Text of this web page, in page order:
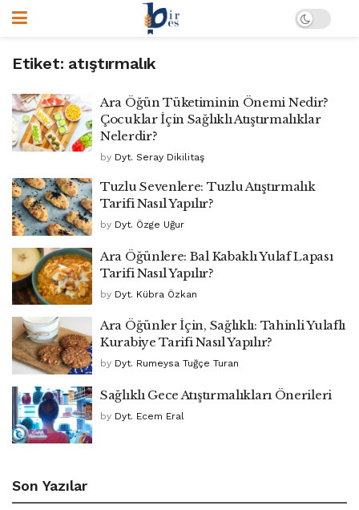
Etiket: atıştırmalık
Ara Öğün Tüketiminin Önemi Nedir?
Çocuklar İçin Sağlıklı Atıştırmalıklar
Nelerdir?
by Dyt. Seray Dikilitaş
Tuzlu Sevenlere: Tuzlu Atıştırmalık
Tarifi Nasıl Yapılır?
by Dyt. Özge Uğur
Ara Öğünlere: Bal Kabaklı Yulaf Lapası
Tarifi Nasıl Yapılır?
by Dyt. Kübra Özkan
Ara Öğünler İçin, Sağlıklı: Tahinli Yulaflı
Kurabiye Tarifi Nasıl Yapılır?
by Dyt. Rumeysa Tuğçe Turan
Sağlıklı Gece Atıştırmalıkları Önerileri
by Dyt. Ecem Eral
Son Yazılar